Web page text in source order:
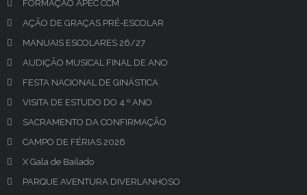
FORMAÇÃO APEC CCM
AÇÃO DE GRAÇAS PRÉ-ESCOLAR
MANUAIS ESCOLARES 26/27
AUDIÇÃO MUSICAL FINAL DE ANO
FESTA NACIONAL DE GINÁSTICA
VISITA DE ESTUDO DO 4.º ANO
SACRAMENTO DA CONFIRMAÇÃO
CAMPO DE FÉRIAS 2026
X Gala de Bailado
PARQUE AVENTURA DIVERLANHOSO